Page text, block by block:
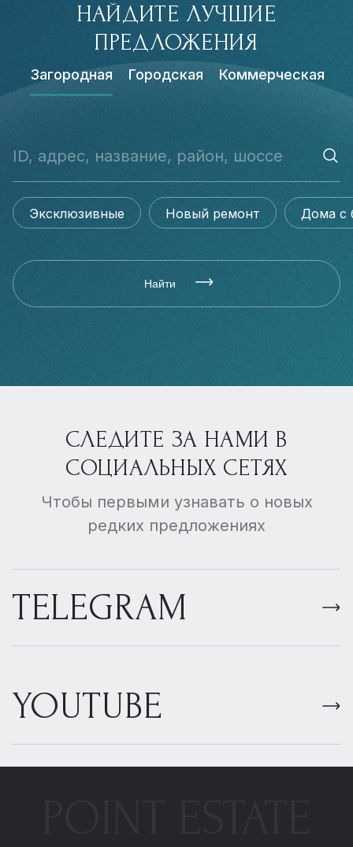
НАЙДИТЕ ЛУЧШИЕ
ПРЕДЛОЖЕНИЯ
Загородная Городская Коммерческая
Эксклюзивные Новый ремонт Дома с
Найти
СЛЕДИТЕ ЗА НАМИ В
СОЦИАЛЬНЫХ СЕТЯХ
Чтобы первыми узнавать о новых
редких предложениях
TELEGRAM
YOUTUBE